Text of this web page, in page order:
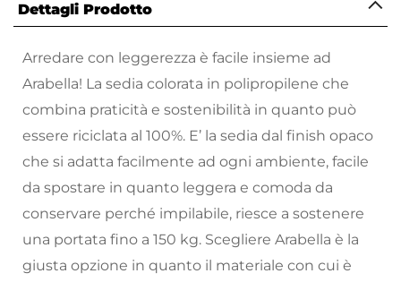
Dettagli Prodotto
Arredare con leggerezza è facile insieme ad
Arabella! La sedia colorata in polipropilene che
combina praticità e sostenibilità in quanto può
essere riciclata al 100%. E’ la sedia dal finish opaco
che si adatta facilmente ad ogni ambiente, facile
da spostare in quanto leggera e comoda da
conservare perché impilabile, riesce a sostenere
una portata fino a 150 kg. Scegliere Arabella è la
giusta opzione in quanto il materiale con cui è